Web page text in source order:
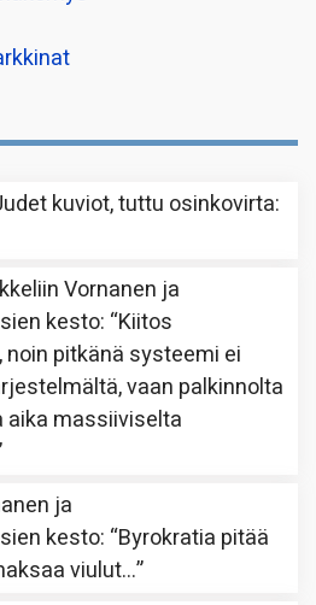
kuviot, tuttu osinkovirta:
Vornanen ja
kesto: “Kiitos
pitkänä systeemi ei
vaan palkinnolta
massiiviselta
ja
kesto: “Byrokratia pitää
viulut…”